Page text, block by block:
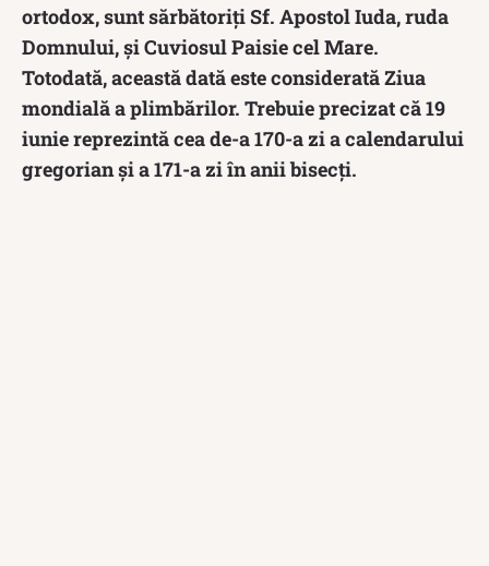
ortodox, sunt sărbătoriți Sf. Apostol Iuda, ruda
Domnului, și Cuviosul Paisie cel Mare.
Totodată, această dată este considerată Ziua
mondială a plimbărilor. Trebuie precizat că 19
iunie reprezintă cea de-a 170-a zi a calendarului
gregorian și a 171-a zi în anii bisecți.